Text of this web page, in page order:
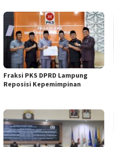
Fraksi PKS DPRD Lampung
Reposisi Kepemimpinan